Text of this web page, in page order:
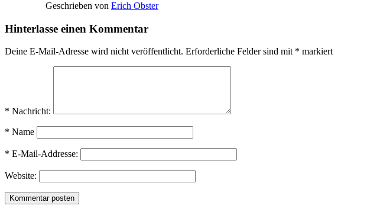
Geschrieben von Erich Obster
Hinterlasse einen Kommentar
Deine E-Mail-Adresse wird nicht veröffentlicht. Erforderliche Felder sind mit * markiert
* Nachricht:
* Name
* E-Mail-Addresse:
Website: